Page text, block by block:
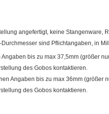
angefertigt, keine Stangenware,
sind Pflichtangaben, in
bis zu max 37,5mm (größer
des Gobos kontaktieren.
Angaben bis zu max 36mm
des Gobos kontaktieren.